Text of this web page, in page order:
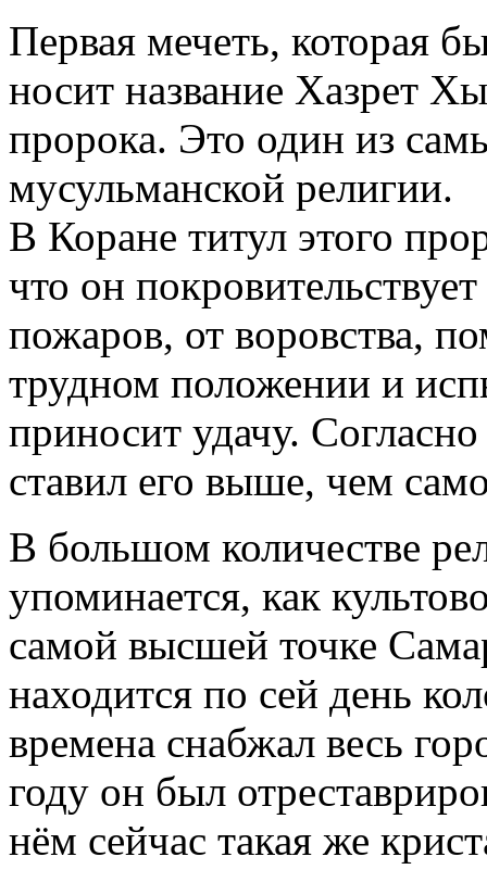
Первая мечеть, которая
носит название Хазрет
пророка. Это один из
мусульманской религии.
В Коране титул этого
что он
пожаров, от воровства,
трудном положении и
приносит удачу.
ставил его выше, чем
В большом количестве
упоминается, как
самой высшей точке
находится по сей день
времена снабжал весь
году он был
нём сейчас такая же